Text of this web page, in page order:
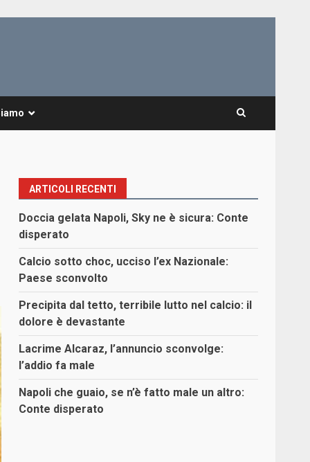
ARTICOLI RECENTI
Doccia gelata Napoli, Sky ne è sicura: Conte
disperato
Calcio sotto choc, ucciso l’ex Nazionale:
Paese sconvolto
Precipita dal tetto, terribile lutto nel calcio: il
dolore è devastante
Lacrime Alcaraz, l’annuncio sconvolge:
l’addio fa male
Napoli che guaio, se n’è fatto male un altro:
Conte disperato